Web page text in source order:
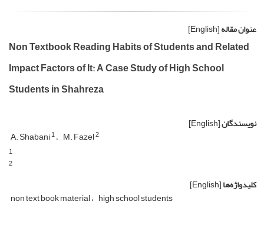
عنوان مقاله[English]
Non Textbook Reading Habits of Students and Related
Impact Factors of It: A Case Study of High School
Students in Shahreza
نویسندگان[English]
A. Shabani1 M. Fazel2
1
2
کلیدواژه‌ها[English]
non text book material high school students